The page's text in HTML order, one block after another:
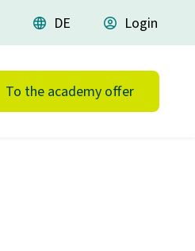
language DE account_circle Login
To the academy offer